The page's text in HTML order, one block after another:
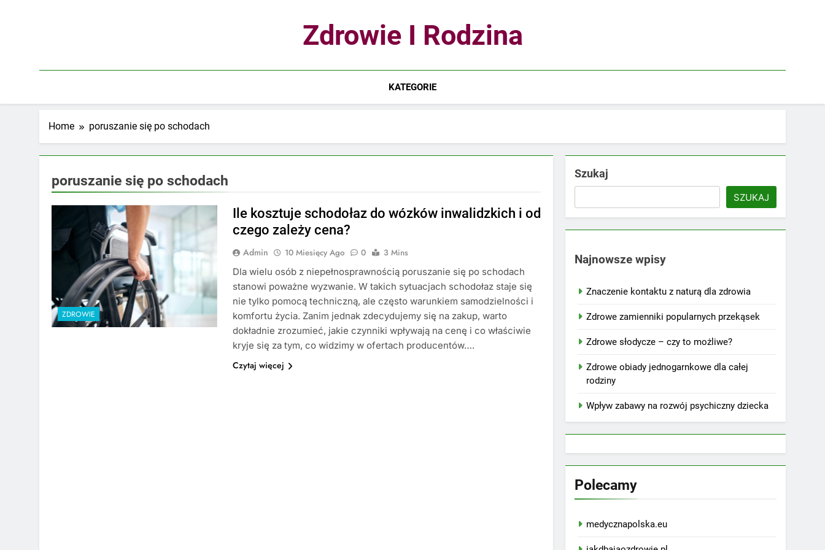
Zdrowie I Rodzina
KATEGORIE
Home poruszanie się po schodach
poruszanie się po schodach
ZDROWIE
Ile kosztuje schodołaz do wózków inwalidzkich i od
czego zależy cena?
Admin 10 Miesięcy Ago 0
3 Mins
Dla wielu osób z niepełnosprawnością poruszanie się po schodach
stanowi poważne wyzwanie. W takich sytuacjach schodołaz staje się
nie tylko pomocą techniczną, ale często warunkiem samodzielności i
komfortu życia. Zanim jednak zdecydujemy się na zakup, warto
dokładnie zrozumieć, jakie czynniki wpływają na cenę i co właściwie
kryje się za tym, co widzimy w ofertach producentów….
Czytaj więcej
Szukaj
SZUKAJ
Najnowsze wpisy
Znaczenie kontaktu z naturą dla zdrowia
Zdrowe zamienniki popularnych przekąsek
Zdrowe słodycze – czy to możliwe?
Zdrowe obiady jednogarnkowe dla całej
rodziny
Wpływ zabawy na rozwój psychiczny dziecka
Polecamy
medycznapolska.eu